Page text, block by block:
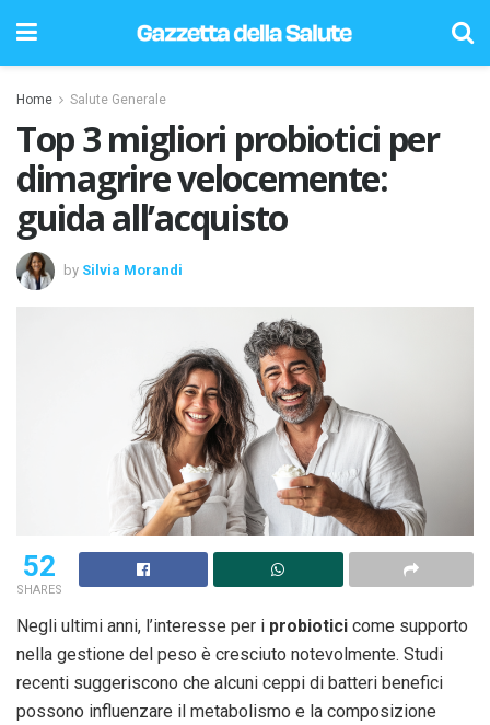
Home Salute Generale
Top 3 migliori probiotici per
dimagrire velocemente:
guida all’acquisto
by Silvia Morandi
52
SHARES
Negli ultimi anni, l’interesse per i probiotici come supporto
nella gestione del peso è cresciuto notevolmente. Studi
recenti suggeriscono che alcuni ceppi di batteri benefici
possono influenzare il metabolismo e la composizione